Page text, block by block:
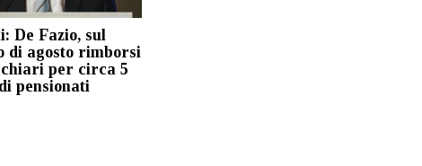
De Fazio, sul
di agosto rimborsi
chiari per circa 5
pensionati